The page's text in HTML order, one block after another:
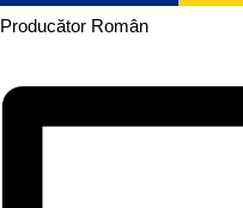
Producător Român